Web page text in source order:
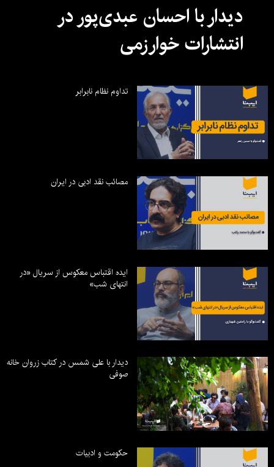
دیدار با احسان عبدی‌پور در
انتشارات خوارزمی
تداوم نظام نابرابر
مصائب نقد ادبی در ایران
ایده اقتباس معکوس از سریال «در
انتهای شب»
دیدار با علی شمس در کتاب زروان خانه
صوفی
حکومت و ادبیات